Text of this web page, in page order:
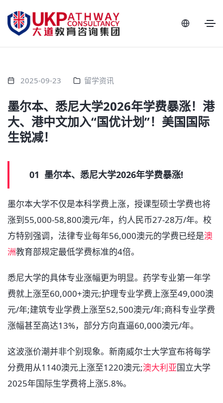
2025-09-23 留学资讯
墨尔本、悉尼大学2026年学费暴涨！港
大、港中文加入“国优计划”！​美国国际
生锐减！
01 墨尔本、悉尼大学2026年学费暴涨!
墨尔本大学不仅是本科学费上涨，授课型硕士学费也将
涨到55,000-58,800澳元/年，约人民币27-28万/年。校
方特别强调，法律专业每年56,000澳元的学费已经是澳
洲教育部规定最低学费标准的4倍。
悉尼大学的具体专业涨幅更为明显。药学专业第一年学
费就上涨至60,000+澳元;护理专业学费上涨至49,000澳
元/年;建筑专业学费上涨至52,500澳元/年;商科专业学费
涨幅甚至高达13%，部分方向直逼60,000澳元/年。
这波涨价潮并非个别现象。新南威尔士大学宣布将每学
分费用从1140澳元上涨至1220澳元;澳大利亚国立大学
2025年国际生学费将上涨5.8%。